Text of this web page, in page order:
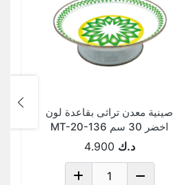
صينية معدن تراثى بقاعدة لون
اخضر 30 سم MT-20-136
د.ك 4.900